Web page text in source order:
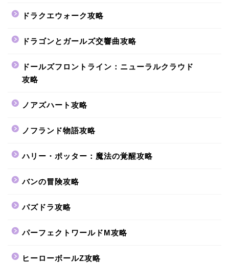
ドラクエウォーク攻略
ドラゴンとガールズ交響曲攻略
ドールズフロントライン：ニューラルクラウド
攻略
ノアズハート攻略
ノフランド物語攻略
ハリー・ポッター：魔法の覚醒攻略
バンの冒険攻略
パズドラ攻略
パーフェクトワールドM攻略
ヒーローボールZ攻略